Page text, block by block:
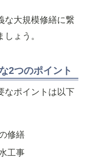
な大規模修繕に繋
ょう。
2つのポイント
なポイントは以下
修繕
工事